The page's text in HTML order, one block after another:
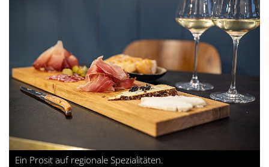
Ein Prosit auf regionale Spezialitäten.